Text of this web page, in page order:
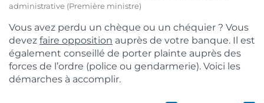
administrative (Première ministre)
Vous avez perdu un chèque ou un chéquier ? Vous
devez faire opposition auprès de votre banque. Il est
également conseillé de porter plainte auprès des
forces de l’ordre (police ou gendarmerie). Voici les
démarches à accomplir.